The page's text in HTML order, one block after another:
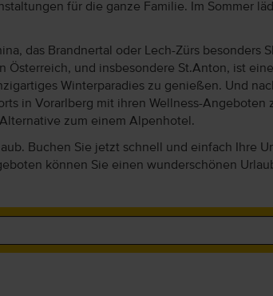
für die ganze Familie. Im Sommer
das Brandnertal oder Lech-Zürs besonders
Österreich, und insbesondere St.Anton, ist
Winterparadies zu genießen. Und
in Vorarlberg mit ihren Wellness-Angeboten
zum einem Alpenhotel.
Buchen Sie jetzt schnell und einfach Ihre
können Sie einen wunderschönen